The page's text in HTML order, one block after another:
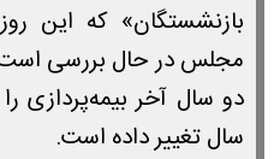
بازنشستگان» که این
مجلس در حال بررسی
سال تغییر داده است.